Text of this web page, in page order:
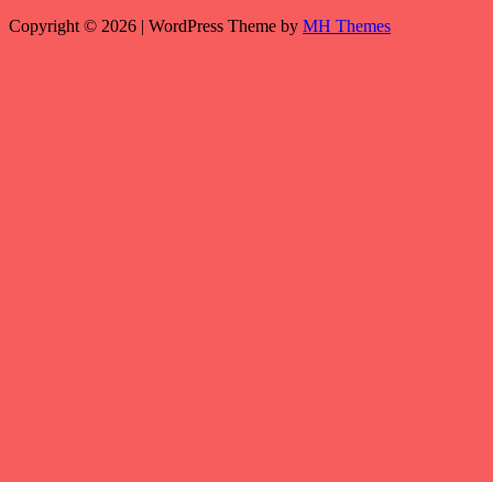
Copyright © 2026 | WordPress Theme by MH Themes